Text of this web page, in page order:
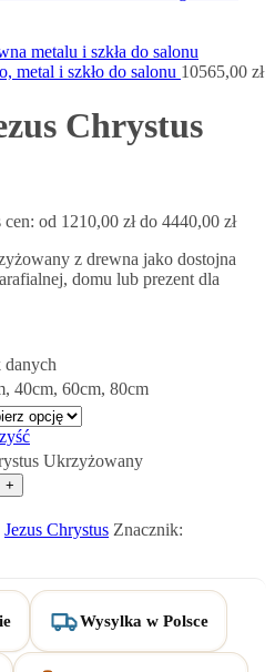
metal i szkło do salonu 10565,00 zł
Chrystus
cen: od 1210,00 zł do 4440,00 zł
z drewna jako dostojna
domu lub prezent dla
danych
, 40cm, 60cm, 80cm
Ukrzyżowany
Jezus Chrystus Znacznik:
Wysylka w Polsce